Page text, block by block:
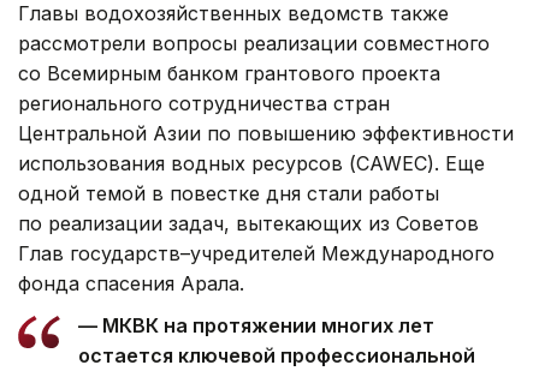
Главы водохозяйственных ведомств также
рассмотрели вопросы реализации совместного
со Всемирным банком грантового проекта
регионального сотрудничества стран
Центральной Азии по повышению эффективности
использования водных ресурсов (CAWEC). Еще
одной темой в повестке дня стали работы
по реализации задач, вытекающих из Советов
Глав государств–учредителей Международного
фонда спасения Арала.
— МКВК на протяжении многих лет
остается ключевой профессиональной